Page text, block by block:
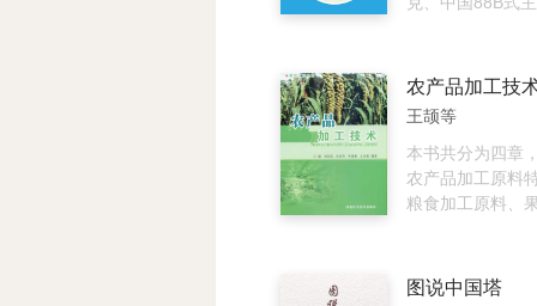
旅游书更有深度
一样的深度旅游
的超乎你的想象
进型主战坦克等
农产品加工技
王颉等
本书共分为四章
农产品加工原料
粮食加工原料、
二、三、四章分
图说中国塔